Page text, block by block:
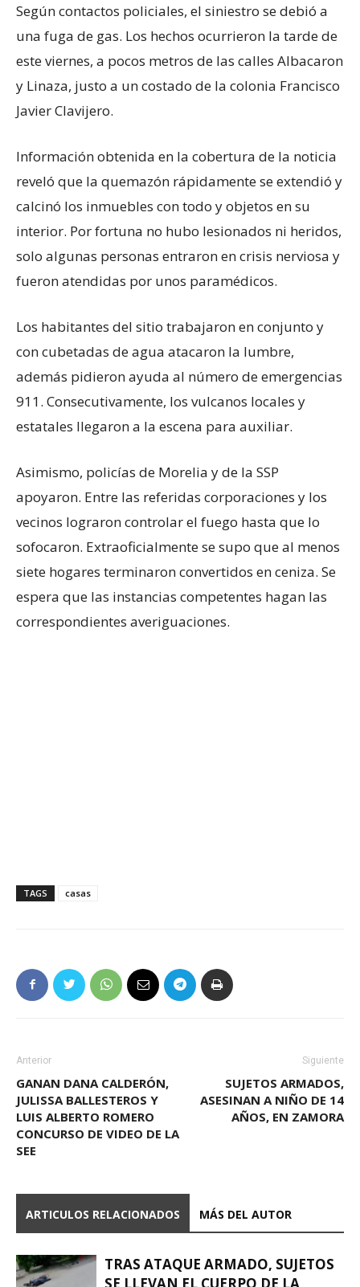
Según contactos policiales, el siniestro se debió a
una fuga de gas. Los hechos ocurrieron la tarde de
este viernes, a pocos metros de las calles Albacaron
y Linaza, justo a un costado de la colonia Francisco
Javier Clavijero.
Información obtenida en la cobertura de la noticia
reveló que la quemazón rápidamente se extendió y
calcinó los inmuebles con todo y objetos en su
interior. Por fortuna no hubo lesionados ni heridos,
solo algunas personas entraron en crisis nerviosa y
fueron atendidas por unos paramédicos.
Los habitantes del sitio trabajaron en conjunto y
con cubetadas de agua atacaron la lumbre,
además pidieron ayuda al número de emergencias
911. Consecutivamente, los vulcanos locales y
estatales llegaron a la escena para auxiliar.
Asimismo, policías de Morelia y de la SSP
apoyaron. Entre las referidas corporaciones y los
vecinos lograron controlar el fuego hasta que lo
sofocaron. Extraoficialmente se supo que al menos
siete hogares terminaron convertidos en ceniza. Se
espera que las instancias competentes hagan las
correspondientes averiguaciones.
TAGS casas
Anterior
GANAN DANA CALDERÓN,
JULISSA BALLESTEROS Y
LUIS ALBERTO ROMERO
CONCURSO DE VIDEO DE LA
SEE
Siguiente
SUJETOS ARMADOS,
ASESINAN A NIÑO DE 14
AÑOS, EN ZAMORA
ARTICULOS RELACIONADOS MÁS DEL AUTOR
TRAS ATAQUE ARMADO, SUJETOS